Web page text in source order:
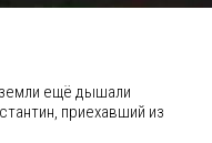
ещё дышали
приехавший из